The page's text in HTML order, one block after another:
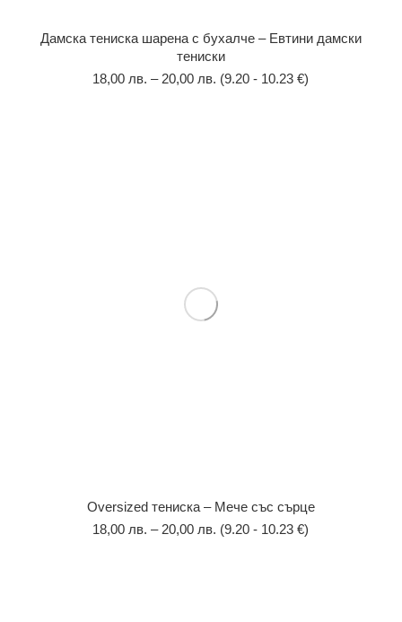
Дамска тениска шарена с бухалче – Евтини дамски
тениски
18,00 лв. – 20,00 лв. (9.20 - 10.23 €)
Оversized тениска – Мече със сърце
18,00 лв. – 20,00 лв. (9.20 - 10.23 €)